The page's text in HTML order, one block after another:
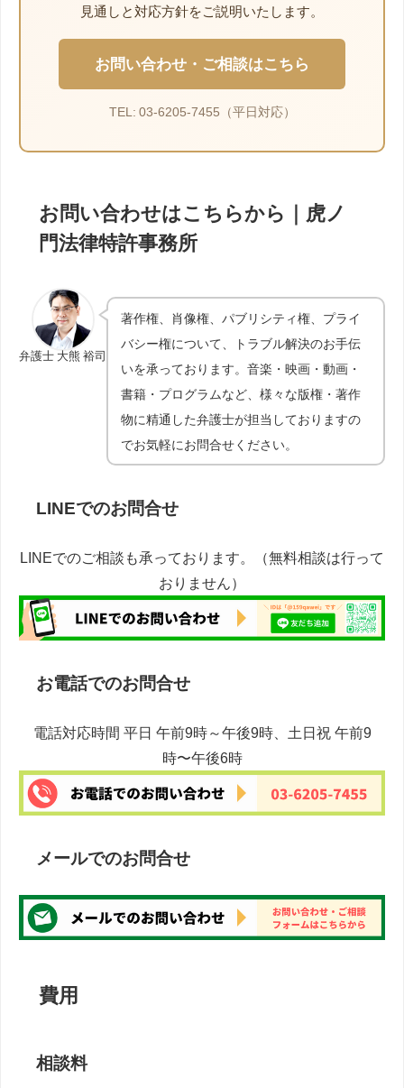
見通しと対応方針をご説明いたします。
お問い合わせ・ご相談はこちら
TEL: 03-6205-7455（平日対応）
お問い合わせはこちらから｜虎ノ
門法律特許事務所
弁護士 大熊 裕司
著作権、肖像権、パブリシティ権、プライ
バシー権について、トラブル解決のお手伝
いを承っております。音楽・映画・動画・
書籍・プログラムなど、様々な版権・著作
物に精通した弁護士が担当しておりますの
でお気軽にお問合せください。
LINEでのお問合せ
LINEでのご相談も承っております。（無料相談は行って
おりません）
お電話でのお問合せ
電話対応時間 平日 午前9時～午後9時、土日祝 午前9
時〜午後6時
メールでのお問合せ
費用
相談料